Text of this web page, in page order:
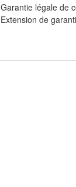
Garantie légale de
Extension de